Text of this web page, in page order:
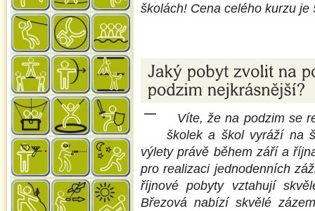
školách! Cena celého kurzu
Víte, že na podzim se
školek a škol vyráží na
výlety právě během září a
pro realizaci jednodenních
říjnové pobyty vztahují
Březová nabízí skvělé